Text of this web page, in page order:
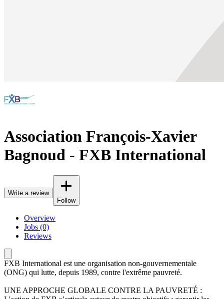
Association François-Xavier
Bagnoud - FXB International
Write a review
Follow
Overview
Jobs (0)
Reviews
FXB International est une organisation non-gouvernementale
(ONG) qui lutte, depuis 1989, contre l'extrême pauvreté.
UNE APPROCHE GLOBALE CONTRE LA PAUVRETÉ :